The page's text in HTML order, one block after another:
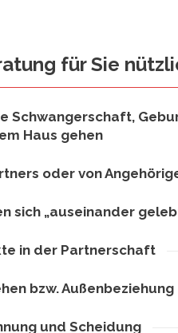
für Sie
Schwangerschaft,
Haus gehen
oder von
sich „auseinander
in der Partnerschaft
bzw. Außenbeziehung
und Scheidung